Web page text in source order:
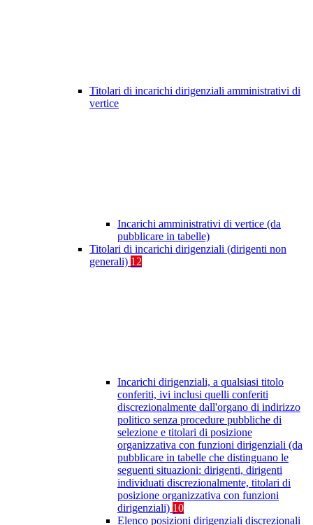
Titolari di incarichi dirigenziali amministrativi di
vertice
Incarichi amministrativi di vertice (da
pubblicare in tabelle)
Titolari di incarichi dirigenziali (dirigenti non
generali) 12
Incarichi dirigenziali, a qualsiasi titolo
conferiti, ivi inclusi quelli conferiti
discrezionalmente dall'organo di indirizzo
politico senza procedure pubbliche di
selezione e titolari di posizione
organizzativa con funzioni dirigenziali (da
pubblicare in tabelle che distinguano le
seguenti situazioni: dirigenti, dirigenti
individuati discrezionalmente, titolari di
posizione organizzativa con funzioni
dirigenziali) 10
Elenco posizioni dirigenziali discrezionali